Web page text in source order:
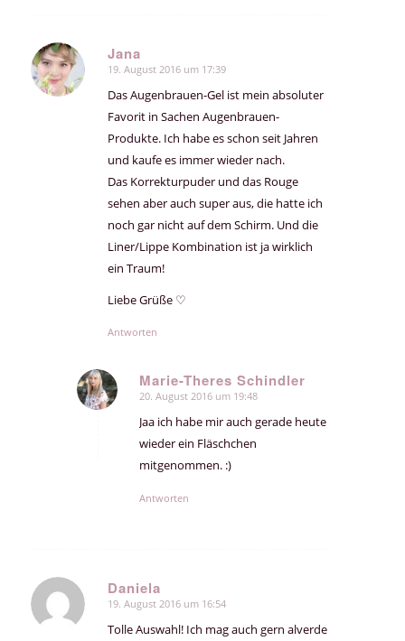
Jana
sagte:
19. August 2016 um 17:39
Das Augenbrauen-Gel ist mein absoluter
Favorit in Sachen Augenbrauen-
Produkte. Ich habe es schon seit Jahren
und kaufe es immer wieder nach.
Das Korrekturpuder und das Rouge
sehen aber auch super aus, die hatte ich
noch gar nicht auf dem Schirm. Und die
Liner/Lippe Kombination ist ja wirklich
ein Traum!
Liebe Grüße ♡
Antworten
Marie-Theres Schindler
sagte:
20. August 2016 um 19:48
Jaa ich habe mir auch gerade heute
wieder ein Fläschchen
mitgenommen. :)
Antworten
Daniela
sagte:
19. August 2016 um 16:54
Tolle Auswahl! Ich mag auch gern alverde